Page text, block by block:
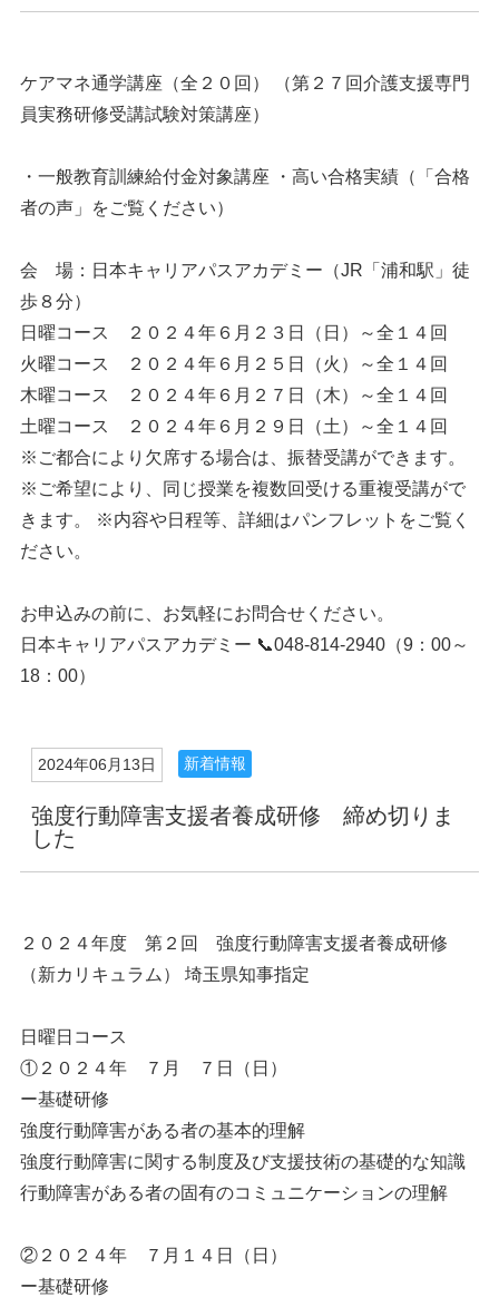
ケアマネ通学講座（全２０回） （第２７回介護支援専門
員実務研修受講試験対策講座）
・一般教育訓練給付金対象講座 ・高い合格実績（「合格
者の声」をご覧ください）
会 場：日本キャリアパスアカデミー（JR「浦和駅」徒
歩８分）
日曜コース ２０２４年６月２３日（日）～全１４回
火曜コース ２０２４年６月２５日（火）～全１４回
木曜コース ２０２４年６月２７日（木）～全１４回
土曜コース ２０２４年６月２９日（土）～全１４回
※ご都合により欠席する場合は、振替受講ができます。
※ご希望により、同じ授業を複数回受ける重複受講がで
きます。 ※内容や日程等、詳細はパンフレットをご覧く
ださい。
お申込みの前に、お気軽にお問合せください。
日本キャリアパスアカデミー 📞048-814-2940（9：00～
18：00）
2024年06月13日 新着情報
強度行動障害支援者養成研修 締め切りま
した
２０２４年度 第２回 強度行動障害支援者養成研修
（新カリキュラム） 埼玉県知事指定
日曜日コース
①２０２４年 ７月 ７日（日）
ー基礎研修
強度行動障害がある者の基本的理解
強度行動障害に関する制度及び支援技術の基礎的な知識
行動障害がある者の固有のコミュニケーションの理解
②２０２４年 ７月１４日（日）
ー基礎研修